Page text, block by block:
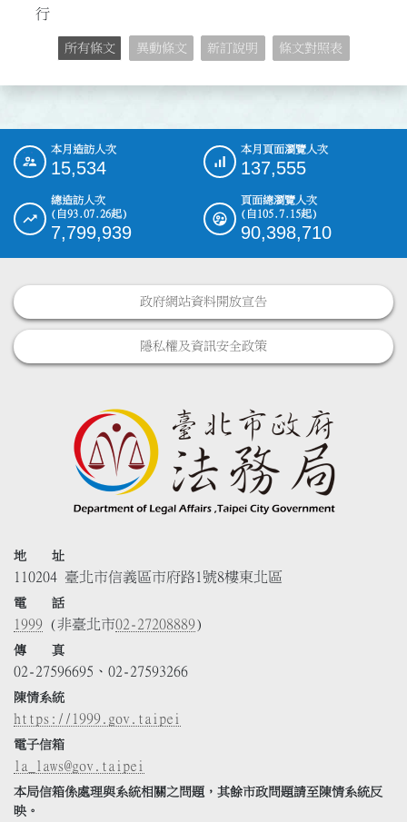
行
所有條文 異動條文 新訂說明 條文對照表
::: 本月造訪人次
15,534
本月頁面瀏覽人次
137,555
總造訪人次
(自93.07.26起)
7,799,939
頁面總瀏覽人次
(自105.7.15起)
90,398,710
政府網站資料開放宣告
隱私權及資訊安全政策
地 址
110204 臺北市信義區市府路1號8樓東北區
電 話
1999 (非臺北市02-27208889)
傳 真
02-27596695、02-27593266
陳情系統
https://1999.gov.taipei
電子信箱
la_laws@gov.taipei
本局信箱係處理與系統相關之問題，其餘市政問題請至陳情系統反
映。